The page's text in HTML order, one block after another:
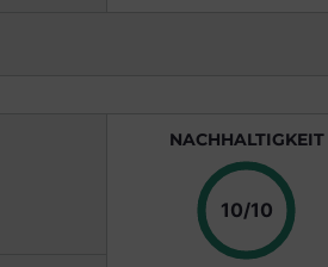
NACHHALTIGKEIT
10/10Punkte